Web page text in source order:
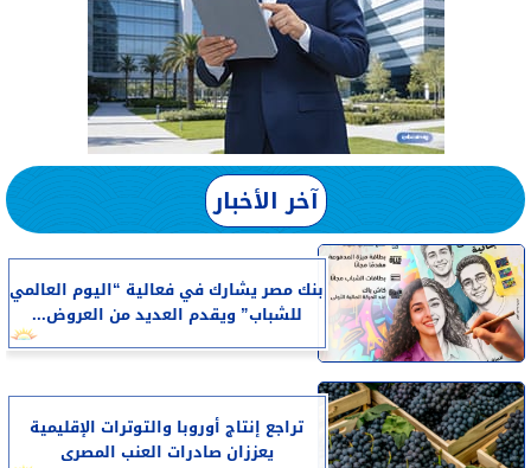
آخر الأخبار
بنك مصر يشارك في فعالية “اليوم العالمي
للشباب” ويقدم العديد من العروض...
تراجع إنتاج أوروبا والتوترات الإقليمية
يعززان صادرات العنب المصرى